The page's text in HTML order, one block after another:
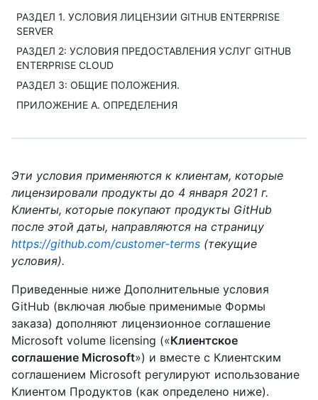
РАЗДЕЛ 1. УСЛОВИЯ ЛИЦЕНЗИИ GITHUB ENTERPRISE
SERVER
РАЗДЕЛ 2: УСЛОВИЯ ПРЕДОСТАВЛЕНИЯ УСЛУГ GITHUB
ENTERPRISE CLOUD
РАЗДЕЛ 3: ОБЩИЕ ПОЛОЖЕНИЯ.
ПРИЛОЖЕНИЕ А. ОПРЕДЕЛЕНИЯ
Эти условия применяются к клиентам, которые
лицензировали продукты до 4 января 2021 г.
Клиенты, которые покупают продукты GitHub
после этой даты, направляются на страницу
https://github.com/customer-terms (текущие
условия).
Приведенные ниже Дополнительные условия
GitHub (включая любые применимые Формы
заказа) дополняют лицензионное соглашение
Microsoft volume licensing («Клиентское
соглашение Microsoft») и вместе с Клиентским
соглашением Microsoft регулируют использование
Клиентом Продуктов (как определено ниже).